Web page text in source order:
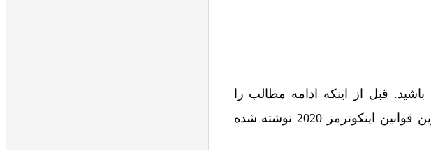
باشید. قبل از اینکه ادامه مطالب را
مطالعه کنید، پاور پوینتی برای شما آماده کرده‌ایم که در آن جدیدترین قوانین اینکوترمز 2020 نوشته شده